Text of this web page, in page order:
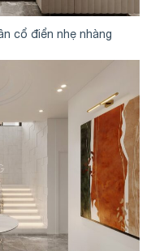
cổ điển nhẹ nhàng